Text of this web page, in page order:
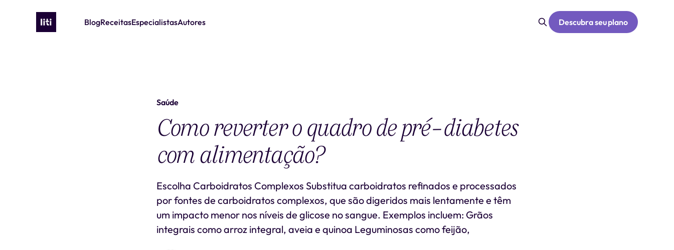
BlogReceitasEspecialistasAutores Descubra seu plano
Saúde
Como reverter o quadro de pré-diabetes
com alimentação?
Escolha Carboidratos Complexos Substitua carboidratos refinados e processados
por fontes de carboidratos complexos, que são digeridos mais lentamente e têm
um impacto menor nos níveis de glicose no sangue. Exemplos incluem: Grãos
integrais como arroz integral, aveia e quinoa Leguminosas como feijão,